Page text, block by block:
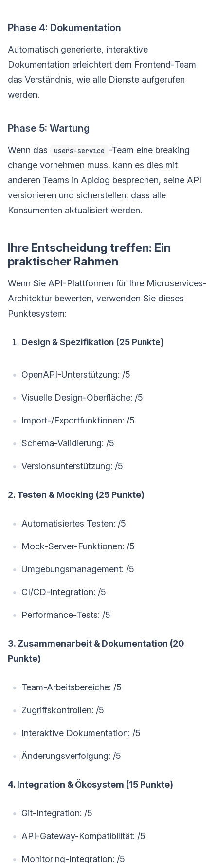
Phase 4: Dokumentation
Automatisch generierte, interaktive
Dokumentation erleichtert dem Frontend-Team
das Verständnis, wie alle Dienste aufgerufen
werden.
Phase 5: Wartung
Wenn das users-service -Team eine breaking
change vornehmen muss, kann es dies mit
anderen Teams in Apidog besprechen, seine API
versionieren und sicherstellen, dass alle
Konsumenten aktualisiert werden.
Ihre Entscheidung treffen: Ein
praktischer Rahmen
Wenn Sie API-Plattformen für Ihre Microservices-
Architektur bewerten, verwenden Sie dieses
Punktesystem:
Design & Spezifikation (25 Punkte)
OpenAPI-Unterstützung: /5
Visuelle Design-Oberfläche: /5
Import-/Exportfunktionen: /5
Schema-Validierung: /5
Versionsunterstützung: /5
2. Testen & Mocking (25 Punkte)
Automatisiertes Testen: /5
Mock-Server-Funktionen: /5
Umgebungsmanagement: /5
CI/CD-Integration: /5
Performance-Tests: /5
3. Zusammenarbeit & Dokumentation (20
Punkte)
Team-Arbeitsbereiche: /5
Zugriffskontrollen: /5
Interaktive Dokumentation: /5
Änderungsverfolgung: /5
4. Integration & Ökosystem (15 Punkte)
Git-Integration: /5
API-Gateway-Kompatibilität: /5
Monitoring-Integration: /5